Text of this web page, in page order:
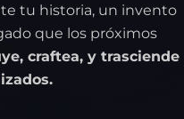
tu historia, un invento
que los próximos
craftea, y trasciende